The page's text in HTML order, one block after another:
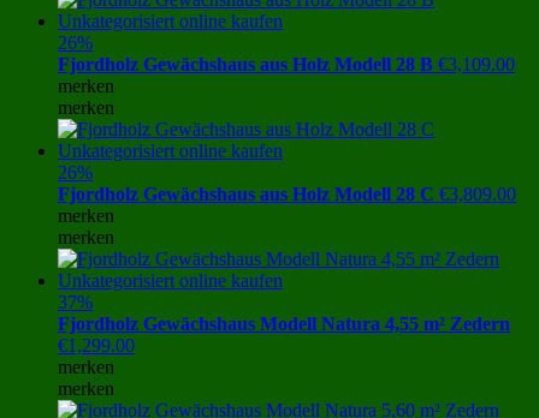
26%
Fjordholz Gewächshaus aus Holz Modell 28 B €3,109.00
merken
merken
26%
Fjordholz Gewächshaus aus Holz Modell 28 C €3,809.00
merken
merken
37%
Fjordholz Gewächshaus Modell Natura 4,55 m² Zedern
€1,299.00
merken
merken